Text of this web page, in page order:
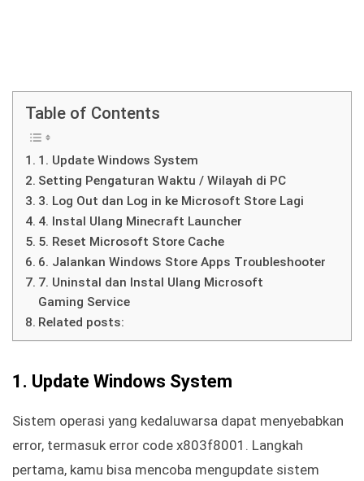
Table of Contents
1. Update Windows System
Setting Pengaturan Waktu / Wilayah di PC
3. Log Out dan Log in ke Microsoft Store Lagi
4. Instal Ulang Minecraft Launcher
5. Reset Microsoft Store Cache
6. Jalankan Windows Store Apps Troubleshooter
7. Uninstal dan Instal Ulang Microsoft
Gaming Service
Related posts:
1. Update Windows System
Sistem operasi yang kedaluwarsa dapat menyebabkan
error, termasuk error code x803f8001. Langkah
pertama, kamu bisa mencoba mengupdate sistem